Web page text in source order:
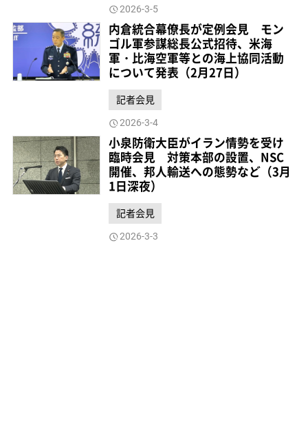
2026-3-5
内倉統合幕僚長が定例会見 モン
ゴル軍参謀総長公式招待、米海
軍・比海空軍等との海上協同活動
について発表（2月27日）
記者会見
2026-3-4
小泉防衛大臣がイラン情勢を受け
臨時会見 対策本部の設置、NSC
開催、邦人輸送への態勢など（3月
1日深夜）
記者会見
2026-3-3